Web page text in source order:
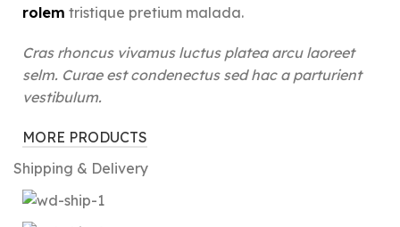
rolem tristique pretium malada.
Cras rhoncus vivamus luctus platea arcu laoreet
selm. Curae est condenectus sed hac a parturient
vestibulum.
MORE PRODUCTS
Shipping & Delivery